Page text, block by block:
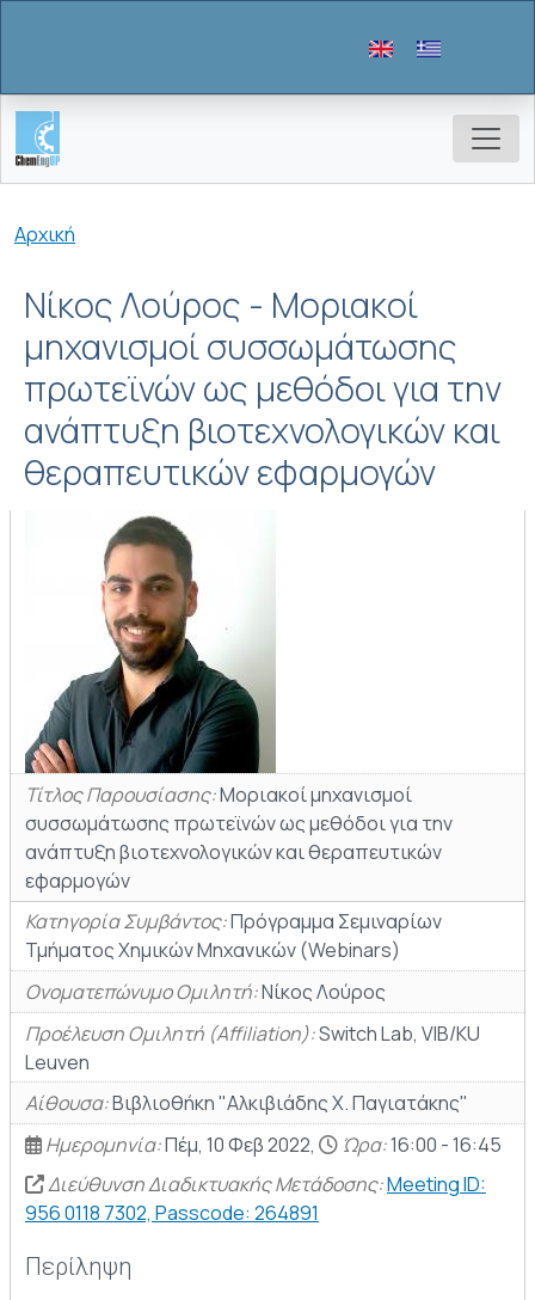
Breadcrumb
Αρχική
Νίκος Λούρος - Mοριακοί
μηχανισμοί συσσωμάτωσης
πρωτεϊνών ως μεθόδοι για την
ανάπτυξη βιοτεχνολογικών και
θεραπευτικών εφαρμογών
Τίτλος Παρουσίασης:Mοριακοί μηχανισμοί
συσσωμάτωσης πρωτεϊνών ως μεθόδοι για την
ανάπτυξη βιοτεχνολογικών και θεραπευτικών
εφαρμογών
Κατηγορία Συμβάντος:Πρόγραμμα Σεμιναρίων
Τμήματος Χημικών Μηχανικών (Webinars)
Ονοματεπώνυμο Ομιλητή:Νίκος Λούρος
Προέλευση Ομιλητή (Affiliation):Switch Lab, VIB/KU
Leuven
Αίθουσα:Βιβλιοθήκη "Αλκιβιάδης Χ. Παγιατάκης"
Ημερομηνία:Πέμ, 10 Φεβ 2022, Ώρα:16:00 - 16:45
Διεύθυνση Διαδικτυακής Μετάδοσης:Meeting ID:
956 0118 7302, Passcode: 264891
Περίληψη